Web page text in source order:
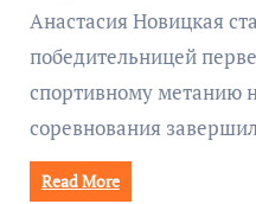
Анастасия Новицкая
победительницей
спортивному метанию
соревнования
Read More